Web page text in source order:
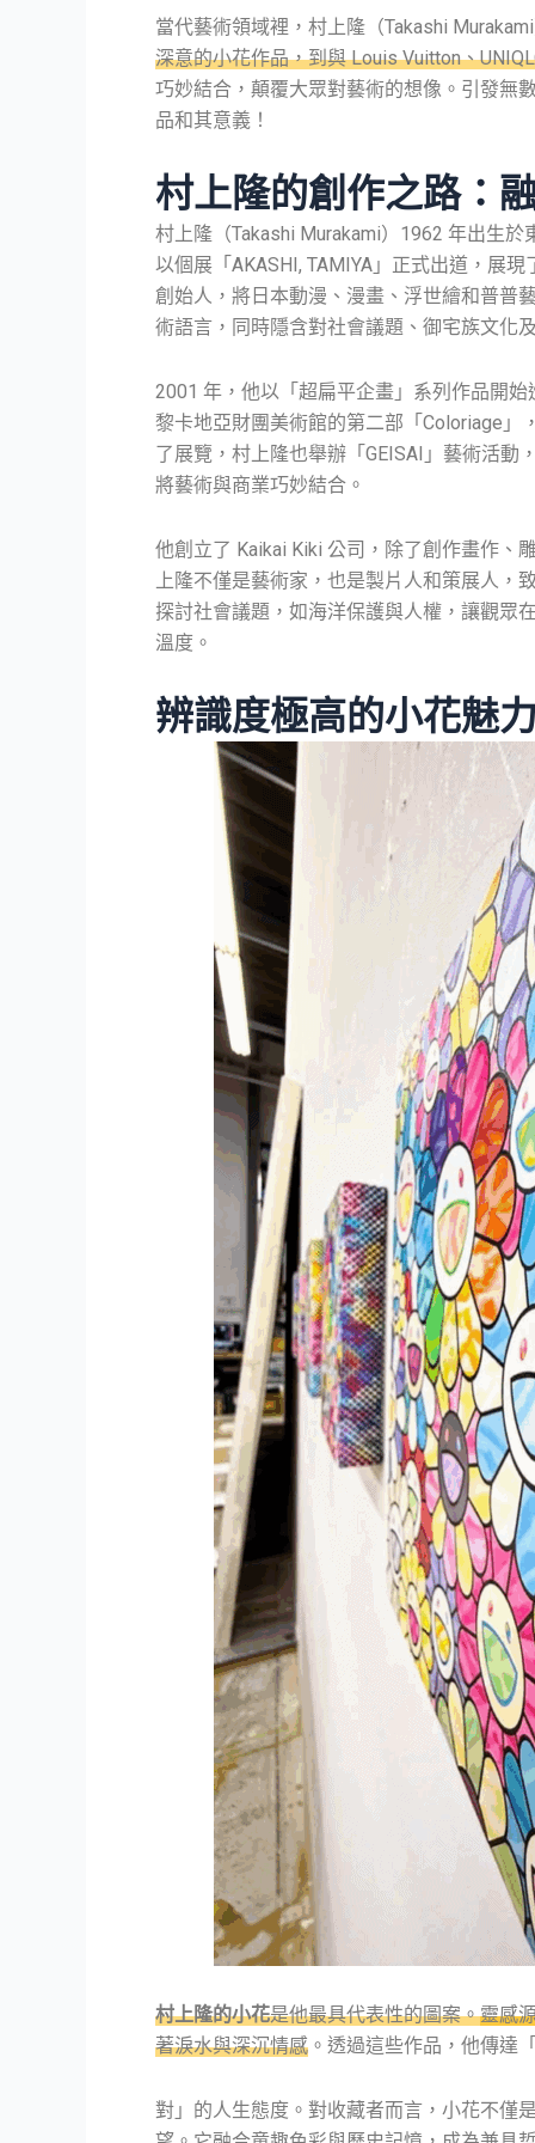
當代藝術領域裡，村上隆（Takashi
深意的小花作品，到與 Louis Vuitton、
巧妙結合，顛覆大眾對藝術的想像。引發無
品和其意義！
村上隆的創作之路：
村上隆（Takashi Murakami）1962 年出生
以個展「AKASHI, TAMIYA」正式出道，展
創始人，將日本動漫、漫畫、浮世繪和普普
術語言，同時隱含對社會議題、御宅族文化
2001 年，他以「超扁平企畫」系列作品開
黎卡地亞財團美術館的第二部「Coloriage
了展覽，村上隆也舉辦「GEISAI」藝術活
將藝術與商業巧妙結合。
他創立了 Kaikai Kiki 公司，除了創作畫作、
上隆不僅是藝術家，也是製片人和策展人，
探討社會議題，如海洋保護與人權，讓觀眾
溫度。
辨識度極高的小花魅
村上隆的小花是他最具代表性的圖案。靈感
著淚水與深沉情感 。透過這些作品，他傳達
對」的人生態度。對收藏者而言，小花不僅